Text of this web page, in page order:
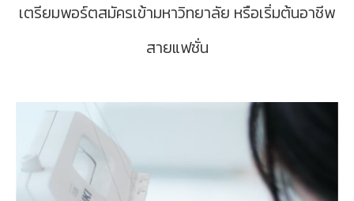
เตรียมพอร์ตสมัครเข้ามหาวิทยาลัย หรือเริ่มต้นอาชีพ
สายแฟชั่น